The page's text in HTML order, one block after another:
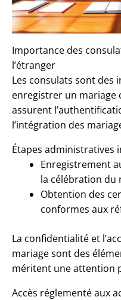
Importance des
l’étranger
Les consulats sont des
enregistrer un mariage
assurent
l’intégration des
Étapes administratives
Enregistrement
la célébration du
Obtention des
conformes aux
La confidentialité et
mariage sont des
méritent une attention
Accès réglementé aux